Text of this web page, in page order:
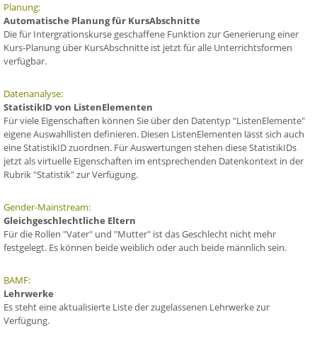
Planung:
Automatische Planung für KursAbschnitte
Die für Intergrationskurse geschaffene Funktion zur Generierung einer
Kurs-Planung über KursAbschnitte ist jetzt für alle Unterrichtsformen
verfügbar.
Datenanalyse:
StatistikID von ListenElementen
Für viele Eigenschaften können Sie über den Datentyp "ListenElemente"
eigene Auswahllisten definieren. Diesen ListenElementen lässt sich auch
eine StatistikID zuordnen. Für Auswertungen stehen diese StatistikIDs
jetzt als virtuelle Eigenschaften im entsprechenden Datenkontext in der
Rubrik "Statistik" zur Verfügung.
Gender-Mainstream:
Gleichgeschlechtliche Eltern
Für die Rollen "Vater" und "Mutter" ist das Geschlecht nicht mehr
festgelegt. Es können beide weiblich oder auch beide männlich sein.
BAMF:
Lehrwerke
Es steht eine aktualisierte Liste der zugelassenen Lehrwerke zur
Verfügung.